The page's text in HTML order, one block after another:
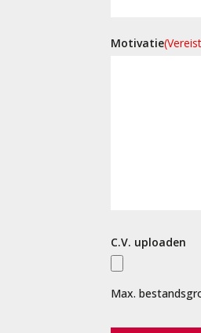
Motivatie
C.V. uploaden
Max.